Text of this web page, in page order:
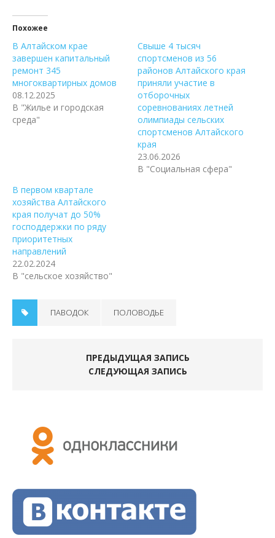
Похожее
В Алтайском крае
завершен капитальный
ремонт 345
многоквартирных домов
08.12.2025
В "Жилье и городская
среда"
Свыше 4 тысяч
спортсменов из 56
районов Алтайского края
приняли участие в
отборочных
соревнованиях летней
олимпиады сельских
спортсменов Алтайского
края
23.06.2026
В "Социальная сфера"
В первом квартале
хозяйства Алтайского
края получат до 50%
господдержки по ряду
приоритетных
направлений
22.02.2024
В "сельское хозяйство"
ПАВОДОК ПОЛОВОДЬЕ
ПРЕДЫДУЩАЯ ЗАПИСЬ
СЛЕДУЮЩАЯ ЗАПИСЬ